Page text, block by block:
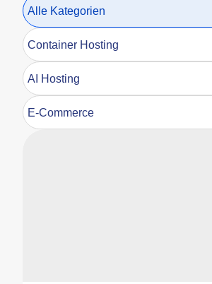
Alle Kategorien
Container Hosting
AI Hosting
E-Commerce